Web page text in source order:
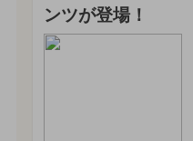
ンツが登場！